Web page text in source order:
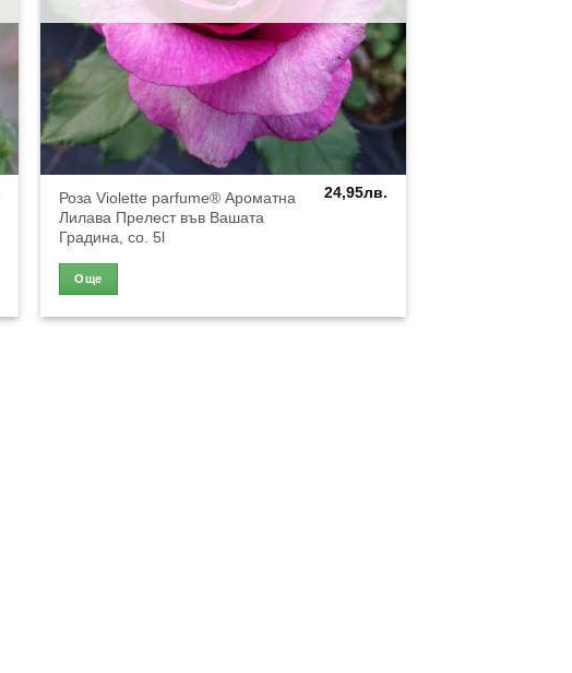
Роза Violette parfume® Ароматна
Лилава Прелест във Вашата
Градина, co. 5l
24,95лв.
Още